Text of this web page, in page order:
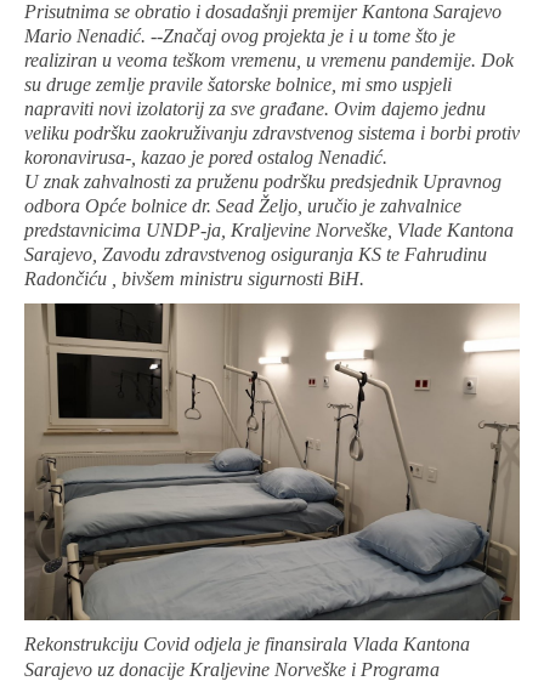
Prisutnima se obratio i dosadašnji premijer Kantona Sarajevo
Mario Nenadić. --Značaj ovog projekta je i u tome što je
realiziran u veoma teškom vremenu, u vremenu pandemije. Dok
su druge zemlje pravile šatorske bolnice, mi smo uspjeli
napraviti novi izolatorij za sve građane. Ovim dajemo jednu
veliku podršku zaokruživanju zdravstvenog sistema i borbi protiv
koronavirusa-, kazao je pored ostalog Nenadić.
U znak zahvalnosti za pruženu podršku predsjednik Upravnog
odbora Opće bolnice dr. Sead Željo, uručio je zahvalnice
predstavnicima UNDP-ja, Kraljevine Norveške, Vlade Kantona
Sarajevo, Zavodu zdravstvenog osiguranja KS te Fahrudinu
Radončiću , bivšem ministru sigurnosti BiH.
Rekonstrukciju Covid odjela je finansirala Vlada Kantona
Sarajevo uz donacije Kraljevine Norveške i Programa